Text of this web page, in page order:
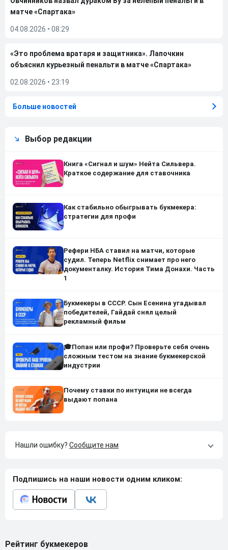
матче «Спартака»
04.08.2026 • 08:29
«Это проблема вратаря и защитника». Лапочкин
объяснил курьезный пенальти в матче «Спартака»
02.08.2026 • 23:19
Больше новостей
Выбор редакции
Книга «Сигнал и шум» Нейта Сильвера.
Краткое содержание для ставочника
Как стабильно обыгрывать букмекера:
стратегии для профи
Рефери НБА ставил на матчи, которые
судил. Теперь Netflix снимает про него
документалку. История Тима Донахи. Часть
1
Букмекеры в СССР. Сын Есенина угадывал
победителей, Гайдай снял целый
рекламный фильм
🎓Попан или профи? Проверьте себя очень
сложным тестом на знание букмекерской
индустрии
Почему ставки по интуиции не всегда
выдают попана
Нашли ошибку? Сообщите нам
Подпишись на наши новости одним кликом:
Рейтинг букмекеров